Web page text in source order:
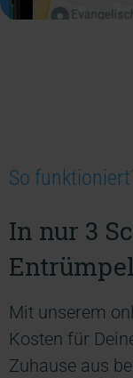
So
In nur 3
Mit unserem
Kosten für
Zuhause aus